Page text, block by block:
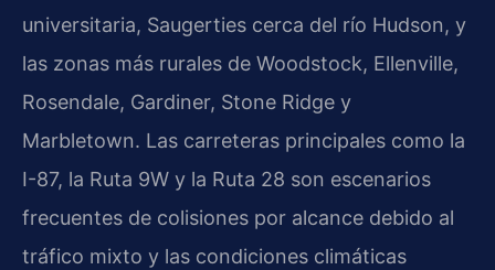
universitaria, Saugerties cerca del río Hudson, y
las zonas más rurales de Woodstock, Ellenville,
Rosendale, Gardiner, Stone Ridge y
Marbletown. Las carreteras principales como la
I-87, la Ruta 9W y la Ruta 28 son escenarios
frecuentes de colisiones por alcance debido al
tráfico mixto y las condiciones climáticas